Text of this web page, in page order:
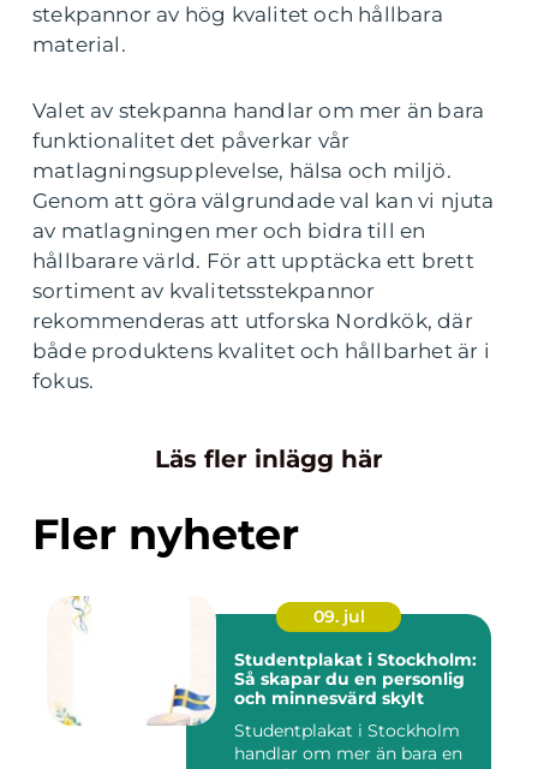
stekpannor av hög kvalitet och hållbara
material.
Valet av stekpanna handlar om mer än bara
funktionalitet det påverkar vår
matlagningsupplevelse, hälsa och miljö.
Genom att göra välgrundade val kan vi njuta
av matlagningen mer och bidra till en
hållbarare värld. För att upptäcka ett brett
sortiment av kvalitetsstekpannor
rekommenderas att utforska Nordkök, där
både produktens kvalitet och hållbarhet är i
fokus.
Läs fler inlägg här
Fler nyheter
09. jul
Studentplakat i Stockholm:
Så skapar du en personlig
och minnesvärd skylt
Studentplakat i Stockholm
handlar om mer än bara en